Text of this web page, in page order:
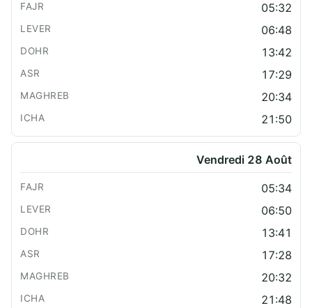
05:32
06:48
13:42
17:29
20:34
21:50
Vendredi 28 Août
05:34
06:50
13:41
17:28
20:32
21:48